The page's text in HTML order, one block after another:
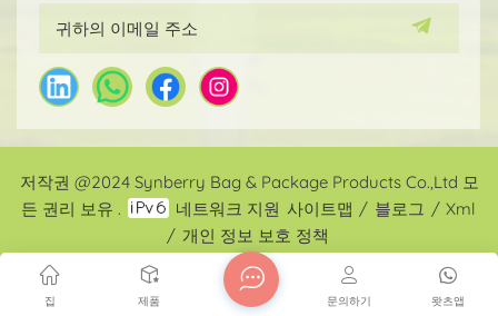
볼 수 없기 때문에 방수는 필수입니다. 편안: 어린이 뼈는
여전히 발달하고 있으며 무거운 하중을 운반하면 골격 성
장에 영향을 줄 수 있습니다. 따라서 하중을 운반 할 때 편
안함을 보장하기 위해서는 척추 보호 기능이있는 배낭이
필수적입니다. 많은 평판이 좋은 책 가방 제조업체는 패딩
은 인체 공학적 기능 설계에 중점을 둡니다. 모습: 어린이의
미적 선호도는 종종 밝고 대담한 색상으로 기대됩니다. 반
사 스트립을 배낭의 디자인에 통합하는 것도 중요합니다.
안전이 먼저 온다. 반사 스트립이있는 배낭이 지나가고 있
지만 반사 스트립이 전체 설계에 영리하게 통합되어 미학
적 및 기능적 목적을 모두 제공하는 경우 진정으로 우수한
저작권 @2024 Synberry Bag & Package Products Co.,Ltd 모
든 권리 보유 .
네트워크 지원 사이트맵 / 블로그 / Xml
/ 개인 정보 보호 정책
집 제품 왓츠앱
문의하기